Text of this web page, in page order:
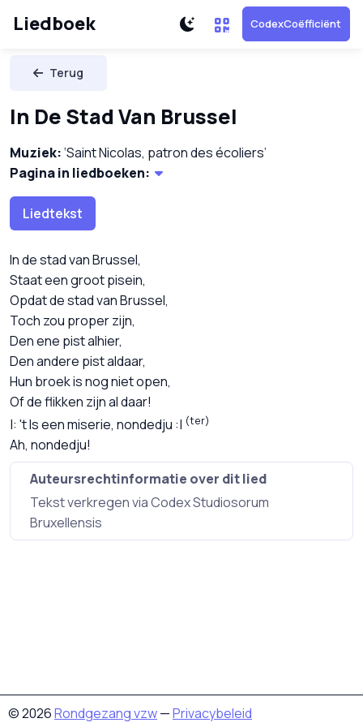
Liedboek CodexCoëfficiënt
Terug
In De Stad Van Brussel
Muziek:‘Saint Nicolas, patron des écoliers’
Pagina in liedboeken:
Liedtekst
In de stad van Brussel,
Staat een groot pisein,
Opdat de stad van Brussel,
Toch zou proper zijn,
Den ene pist alhier,
Den andere pist aldaar,
Hun broek is nog niet open,
Of de flikken zijn al daar!
't Is een miserie, nondedju
(ter)
Ah, nondedju!
Auteursrechtinformatie over dit lied
Tekst verkregen via Codex Studiosorum
Bruxellensis
© 2026Rondgezang vzw—Privacybeleid